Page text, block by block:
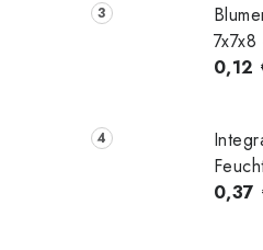
0,12
0,37